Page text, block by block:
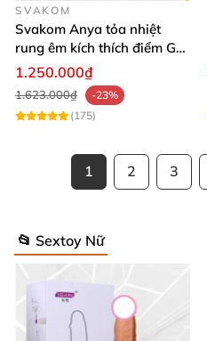
SVAKOM
Svakom Anya tỏa nhiệt
rung êm kích thích điểm G
silicon Mỹ cao cấp an toàn
1.250.000₫
1.623.000₫
-23%
(175)
1 2 3
📂 Sextoy Nữ